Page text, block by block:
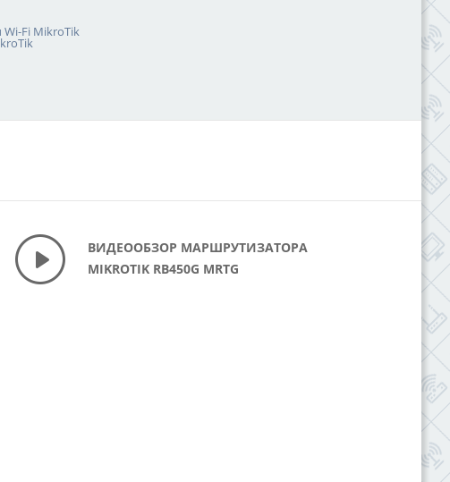
Fi MikroTik
ВИДЕООБЗОР МАРШРУТИЗАТОРА
MIKROTIK RB450G MRTG